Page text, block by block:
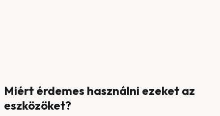
Miért érdemes használni ezeket az
eszközöket?